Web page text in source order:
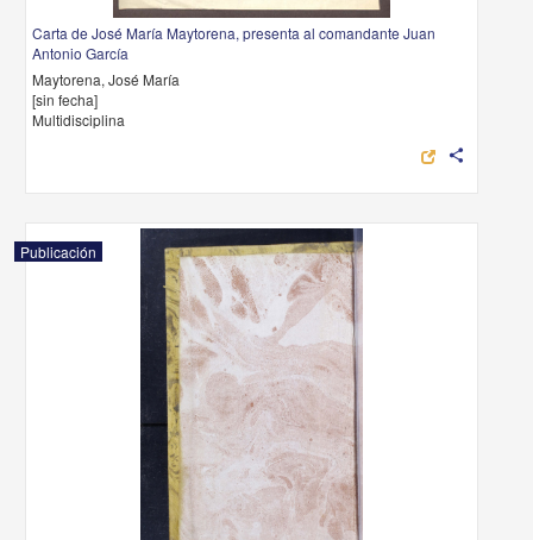
Carta de José María Maytorena, presenta al comandante Juan
Antonio García
Maytorena, José María
[sin fecha]
Multidisciplina
share
Publicación